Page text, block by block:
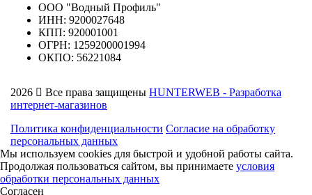
ООО "Водный Профиль"
ИНН: 9200027648
КПП: 920001001
ОГРН: 1259200001994
ОКПО: 56221084
2026 Все права защищены HUNTERWEB - Разработка
интернет-магазинов
Политика конфиденциальности Согласие на обработку
персональных данных
Мы используем cookies для быстрой и удобной работы сайта.
Продолжая пользоваться сайтом, вы принимаете условия
обработки персональных данных
Согласен